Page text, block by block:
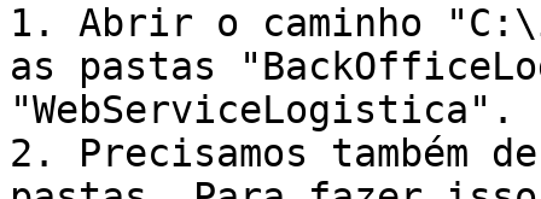
1. Abrir o caminho
as pastas
"WebServiceLogistica".
2. Precisamos